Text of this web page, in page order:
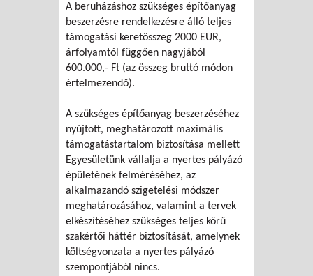
A beruházáshoz szükséges építőanyag
beszerzésre rendelkezésre álló teljes
támogatási keretösszeg 2000 EUR,
árfolyamtól függően nagyjából
600.000,- Ft (az összeg bruttó módon
értelmezendő).
A szükséges építőanyag beszerzéséhez
nyújtott, meghatározott maximális
támogatástartalom biztosítása mellett
Egyesületünk vállalja a nyertes pályázó
épületének felméréséhez, az
alkalmazandó szigetelési módszer
meghatározásához, valamint a tervek
elkészítéséhez szükséges teljes körű
szakértői háttér biztosítását, amelynek
költségvonzata a nyertes pályázó
szempontjából nincs.